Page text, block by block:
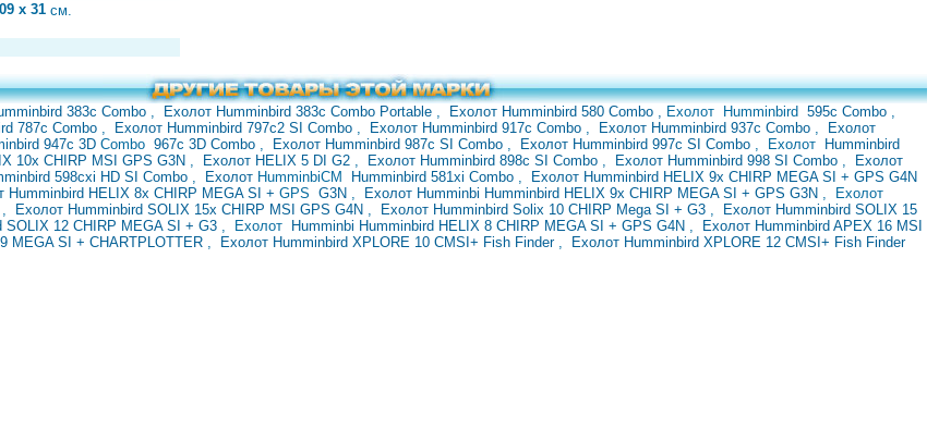
х 31 см.
383с Combo , Ехолот Humminbird 383с Combo Portable , Ехолот Humminbird 580 Combo , Ехолот Humminbird 595с Combo ,
787с Combo , Ехолот Humminbird 797с2 SI Combo , Ехолот Humminbird 917с Combo , Ехолот Humminbird 937с Combo ,
Ехолот
947с 3D Combo 967с 3D Combo , Ехолот Humminbird 987с SI Combo , Ехолот Humminbird 997с SI Combo , Ехолот
Humminbird
10x CHIRP MSI GPS G3N , Ехолот HELIX 5 DI G2 , Ехолот Humminbird 898c SI Combo , Ехолот Humminbird 998 SI Combo ,
Ехолот
598cxi HD SI Combo , Ехолот HumminbiCM Humminbird 581xi Combo ,
Ехолот Humminbird HELIX 9x CHIRP MEGA SI + GPS G4N
Humminbird HELIX 8x CHIRP MEGA SI + GPS G3N , Ехолот Humminbi Humminbird HELIX 9x CHIRP MEGA SI + GPS G3N ,
Ехолот
, Ехолот Humminbird SOLIX 15x CHIRP MSI GPS G4N , Ехолот Humminbird Solix 10 CHIRP Mega SI + G3 ,
Ехолот Humminbird SOLIX 15
SOLIX 12 CHIRP MEGA SI + G3 , Ехолот Humminbi Humminbird HELIX 8 CHIRP MEGA SI + GPS G4N ,
Ехолот Humminbird APEX 16 MSI
MEGA SI + CHARTPLOTTER , Ехолот Humminbird XPLORE 10 CMSI+ Fish Finder , Ехолот Humminbird XPLORE 12 CMSI+ Fish Finder